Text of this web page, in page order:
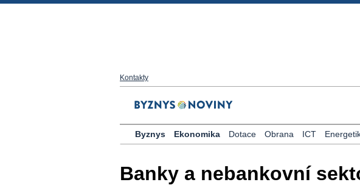
Kontakty
Byznys Ekonomika Dotace Obrana ICT
Banky a nebankovní